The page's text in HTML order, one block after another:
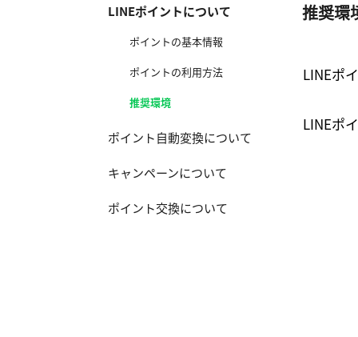
LINEポイントについて
ポイントの基本情報
ポイントの利用方法
推奨環境
ポイント自動変換について
キャンペーンについて
ポイント交換について
推奨環
LINEポ
LINEポ